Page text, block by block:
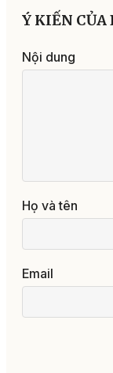
Ý KIẾN CỦA
Nội dung
Họ và tên
Email